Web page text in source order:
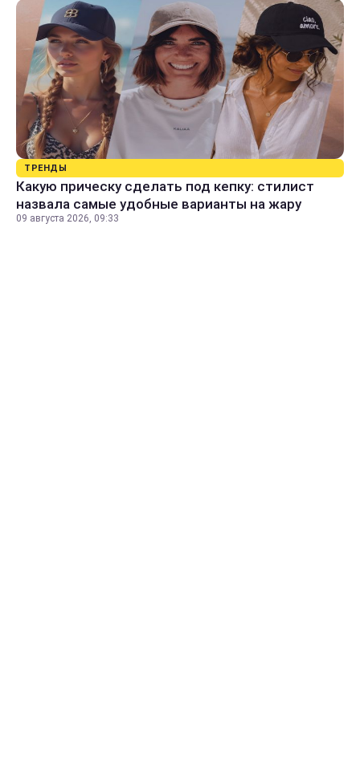
ТРЕНДЫ
Какую прическу сделать под кепку: стилист
назвала самые удобные варианты на жару
09 августа 2026, 09:33